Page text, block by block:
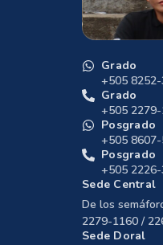
Grado
+505
Grado
+505
Posgrado
+505
Posgrado
+505
Sede Central
De los
2279-1160 /
Sede Doral